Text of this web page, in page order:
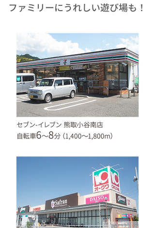
ファミリーにうれしい遊び場も！